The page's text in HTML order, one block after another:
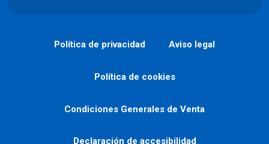
Política de privacidad Aviso legal
Política de cookies
Condiciones Generales de Venta
Declaración de accesibilidad